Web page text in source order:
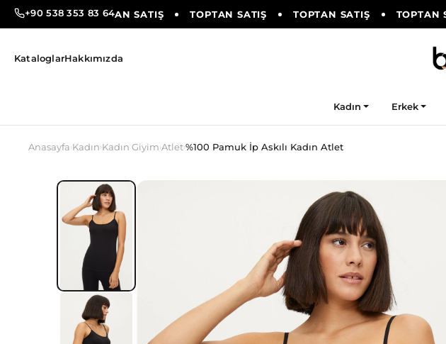
+90 538 353 83 64
SATIŞ TOPTAN SATIŞ TOPTAN SATIŞ TOPTAN SATIŞ TOPTAN
KataloglarHakkımızda
Kadın Erkek
Anasayfa›Kadın›Kadın Giyim›Atlet›%100 Pamuk İp Askılı Kadın Atlet